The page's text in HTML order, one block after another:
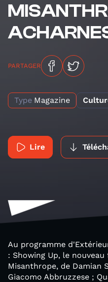
PARTAGER
Type Magazine
Lire
Au programme
: Showing Up, le
Misanthrope, de Damian
Giacomo Abbruzzese ;